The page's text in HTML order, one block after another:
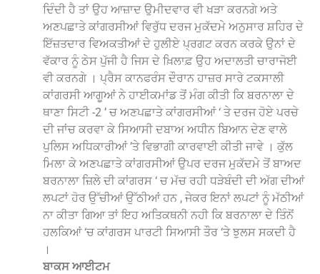
ਦਿੰਦੀ ਹੈ ਤਾਂ ਉਹ ਆਜ਼ਾਦ ਉਮੀਦਵਾਰ ਵੀ ਖੜਾ ਕਰਨਗੇ ਅਤੇ
ਅਣਪਛਾਤੇ ਕਾਂਗਰਸੀਆਂ ਵਿਰੁੱਧ ਦਰਜ ਮੁਕੱਦਮੇ ਅਨੁਸਾਰ ਸ਼ਹਿਰ ਦੇ
ਇੱਜ਼ਤਦਾਰ ਵਿਅਕਤੀਆਂ ਦੇ ਹੁਲੀਏ ਪ੍ਰਗਟ ਕਰਨ ਕਰਕੇ ਉਨਾਂ ਦੇ
ਵੱਕਾਰ ਨੂੰ ਠੇਸ ਪੁੱਜੀ ਹੈ ਜਿਸ ਦੇ ਖ਼ਿਲਾਫ਼ ਉਹ ਅਦਾਲਤੀ ਚਾਰਾਜੋਈ
ਵੀ ਕਰਨਗੇ । ਪ੍ਰੈਸ ਕਾਨਫਰੰਸ ਦੌਰਾਨ ਹਾਜ਼ਰ ਸਾਰੇ ਟਕਸਾਲੀ
ਕਾਂਗਰਸੀ ਆਗੂਆਂ ਨੇ ਹਾਈਕਮਾਂਡ ਤੋਂ ਮੰਗ ਕੀਤੀ ਕਿ ਬਰਨਾਲਾ ਦੇ
ਥਾਣਾ ਸਿਟੀ -2 ’ ਚ ਅਣਪਛਾਤੇ ਕਾਂਗਰਸੀਆਂ ‘ ਤੇ ਦਰਜ ਹੋਏ ਪਰਚੇ
ਦੀ ਜਾਂਚ ਕਰਵਾ ਕੇ ਸਿਆਸੀ ਦਬਾਅ ਅਧੀਨ ਬਿਆਨ ਦੇਣ ਵਾਲੇ
ਪੁਲਿਸ ਅਧਿਕਾਰੀਆਂ ’ਤੇ ਵਿਭਾਗੀ ਕਾਰਵਾਈ ਕੀਤੀ ਜਾਵੇ । ਕੁੱਲ
ਮਿਲਾ ਕੇ ਅਣਪਛਾਤੇ ਕਾਂਗਰਸੀਆਂ ਉਪਰ ਦਰਜ ਮੁਕੱਦਮੇ ਤੋਂ ਬਾਅਦ
ਬਰਨਾਲਾ ਜ਼ਿਲੇ ਦੀ ਕਾਂਗਰਸ ‘ ਚ ਮੱਚ ਰਹੀ ਧੜੇਬੰਦੀ ਦੀ ਅੱਗ ਦੀਆਂ
ਲਪਟਾਂ ਹੋਰ ਉੱਚੀਆਂ ਉੱਠੀਆਂ ਹਨ , ਜੇਕਰ ਇਨਾਂ ਲਪਟਾਂ ਨੂੰ ਮੱਠੀਆਂ
ਨਾ ਕੀਤਾ ਗਿਆ ਤਾਂ ਇਹ ਅਤਿਕਥਨੀ ਨਹੀ ਕਿ ਬਰਨਾਲਾ ਦੇ ਤਿੰਨੋਂ
ਹਲਕਿਆਂ ‘ਚ ਕਾਂਗਰਸ ਪਾਰਟੀ ਸਿਆਸੀ ਤੌਰ ‘ਤੇ ਝੁਲਸ ਸਕਦੀ ਹੈ
।
ਬਾਕਸ ਆਈਟਮ